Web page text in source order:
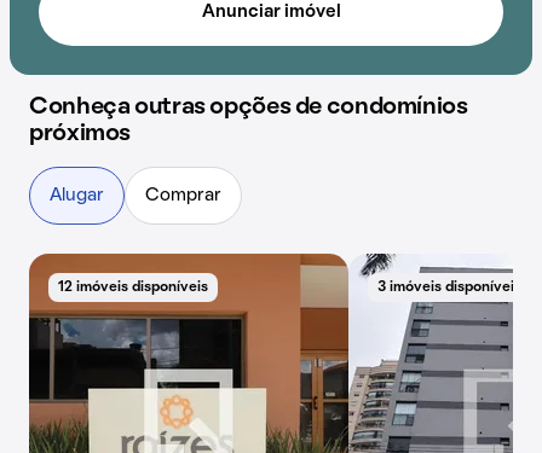
Anunciar imóvel
Conheça outras opções de condomínios
próximos
Alugar Comprar
12 imóveis disponíveis 3 imóveis disponíveis